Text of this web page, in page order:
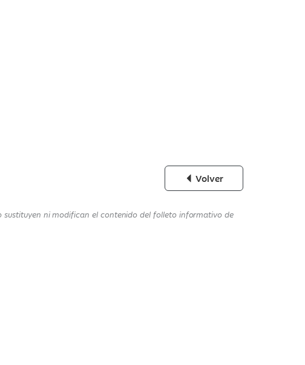
Volver
sustituyen ni modifican el contenido del folleto informativo de